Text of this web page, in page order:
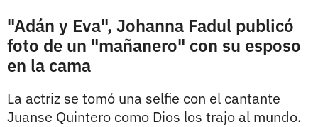
"Adán y Eva", Johanna Fadul publicó
foto de un "mañanero" con su esposo
en la cama
La actriz se tomó una selfie con el cantante
Juanse Quintero como Dios los trajo al mundo.